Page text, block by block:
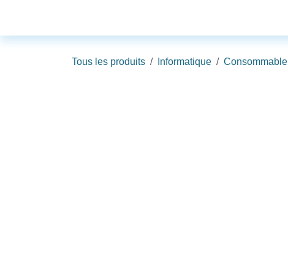
Tous les produits Informatique Consommable